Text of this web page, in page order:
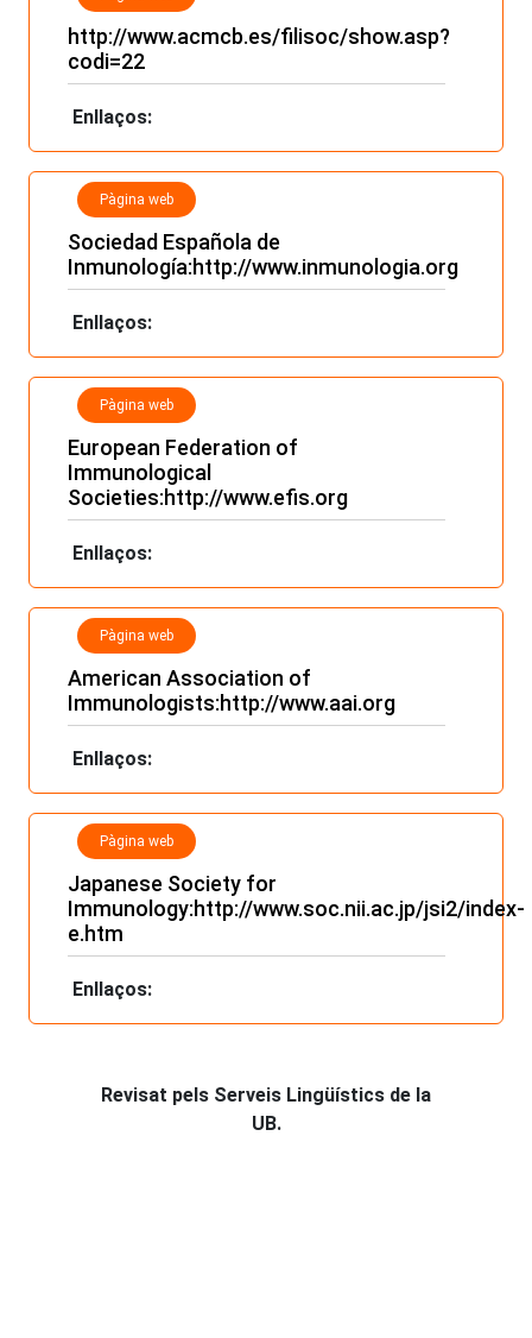
http://www.acmcb.es/filisoc/show.asp?
codi=22
Enllaços:
Pàgina web
Sociedad Española de
Inmunología:http://www.inmunologia.org
Enllaços:
Pàgina web
European Federation of
Immunological
Societies:http://www.efis.org
Enllaços:
Pàgina web
American Association of
Immunologists:http://www.aai.org
Enllaços:
Pàgina web
Japanese Society for
Immunology:http://www.soc.nii.ac.jp/jsi2/index-
e.htm
Enllaços:
Revisat pels Serveis Lingüístics de la
UB.